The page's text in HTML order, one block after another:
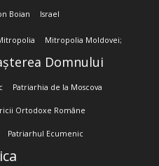
Boian Israel
Mitropolia Moldovei;
Domnului
Patriarhia de la Moscova
Ortodoxe Române
Patriarhul Ecumenic